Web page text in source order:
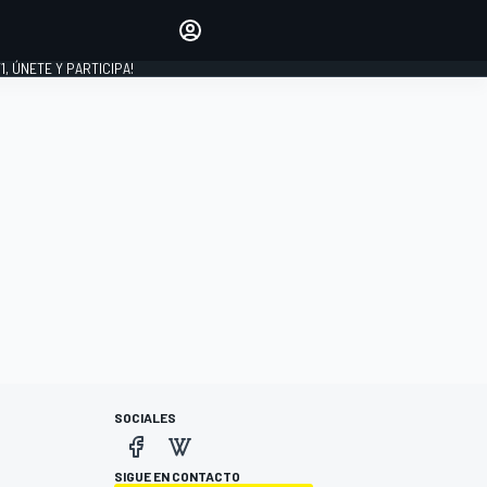
INICIAR SESIÓN
ÚNETE Y PARTICIPA!
SOCIALES
SIGUE EN CONTACTO